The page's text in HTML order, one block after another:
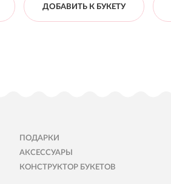
ДОБАВИТЬ К БУКЕТУ
ПОДАРКИ
АКСЕССУАРЫ
КОНСТРУКТОР БУКЕТОВ